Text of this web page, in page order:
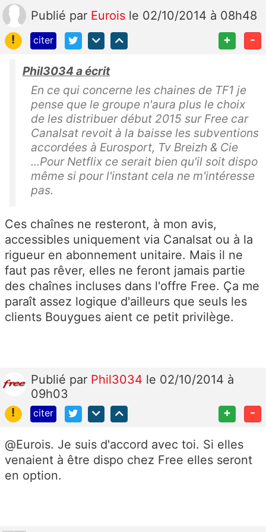
Publié par Eurois le 02/10/2014 à 08h48
!
citer + -
Phil3034 a écrit
En ce qui concerne les chaines de TF1 je
pense que le groupe n'aura plus le choix
de les distribuer début 2015 sur Free car
Canalsat revoit à la baisse les subventions
accordées à Eurosport, Tv Breizh & Cie
...Pour Netflix ce serait bien qu'il soit dispo
même si pour l'instant cela ne m'intéresse
pas.
Ces chaînes ne resteront, à mon avis,
accessibles uniquement via Canalsat ou à la
rigueur en abonnement unitaire. Mais il ne
faut pas rêver, elles ne feront jamais partie
des chaînes incluses dans l'offre Free. Ça me
paraît assez logique d'ailleurs que seuls les
clients Bouygues aient ce petit privilège.
Publié par Phil3034 le 02/10/2014 à
09h03
!
citer + -
@Eurois. Je suis d'accord avec toi. Si elles
venaient à être dispo chez Free elles seront
en option.